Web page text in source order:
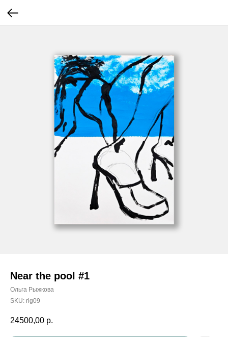
Near the pool #1
Ольга Рыжкова
SKU: rig09
24500,00 р.